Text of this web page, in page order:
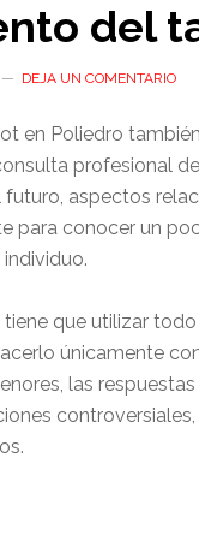
del
DEJA UN COMENTARIO
en Poliedro
profesional
aspectos
para conocer un
que utilizar
únicamente
las